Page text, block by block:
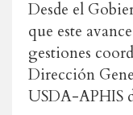
Desde el
que este
gestiones
Dirección
USDA-APHIS